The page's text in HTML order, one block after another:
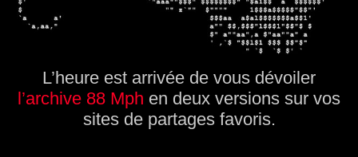
L’heure est arrivée de vous dévoiler
l’archive 88 Mph en deux versions sur vos
sites de partages favoris.